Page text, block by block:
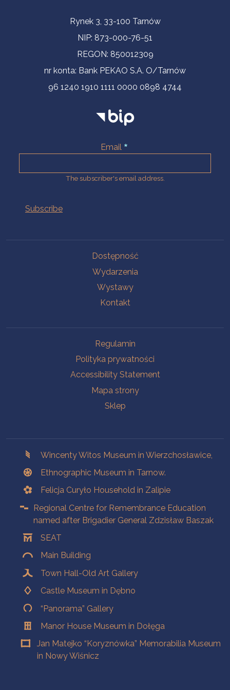
Contact InformationRynek 3, 33-100 Tarnów
NIP: 873-000-76-51
REGON: 850012309
nr konta: Bank PEKAO S.A. O/Tarnów
96 1240 1910 1111 0000 0898 4744
Email
The subscriber's email address.
Dostępność
Wydarzenia
Wystawy
Kontakt
Regulamin
Polityka prywatności
Accessibility Statement
Mapa strony
Sklep
Wincenty Witos Museum in Wierzchosławice,
Ethnographic Museum in Tarnow.
Felicja Curyło Household in Zalipie
Regional Centre for Remembrance Education
named after Brigadier General Zdzisław Baszak
SEAT
Main Building
Town Hall-Old Art Gallery
Castle Museum in Dębno
“Panorama” Gallery
Manor House Museum in Dołęga
Jan Matejko “Koryznówka” Memorabilia Museum
in Nowy Wiśnicz